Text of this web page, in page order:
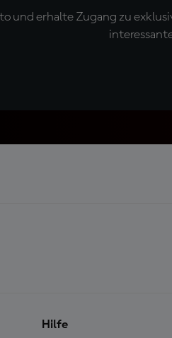
und erhalte Zugang zu
Hilfe